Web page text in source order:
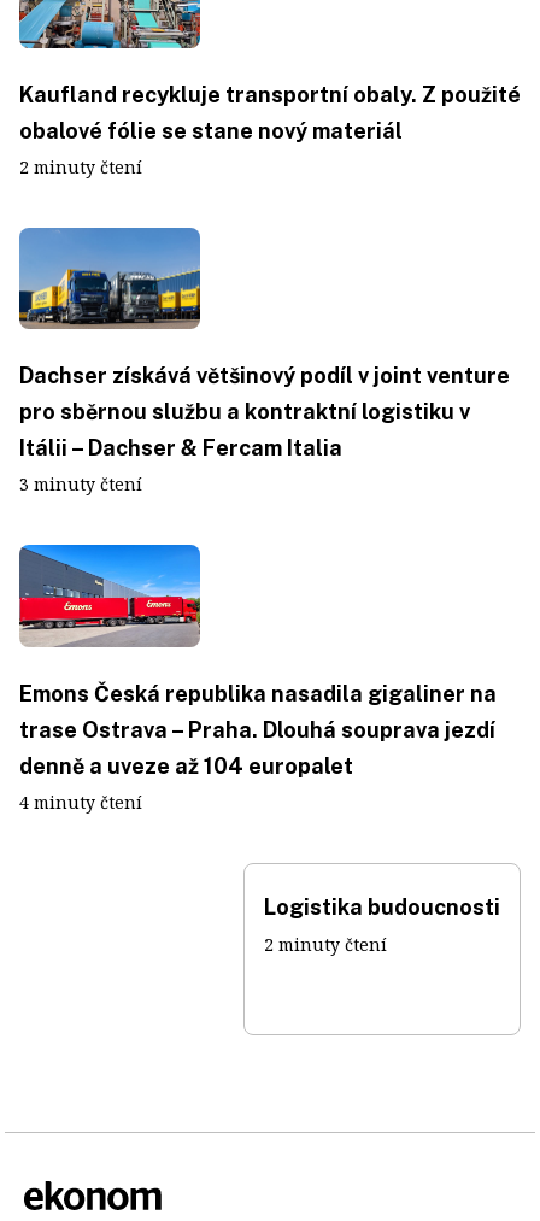
Kaufland recykluje transportní obaly. Z použité
obalové fólie se stane nový materiál
2 minuty čtení
Dachser získává většinový podíl v joint venture
pro sběrnou službu a kontraktní logistiku v
Itálii – Dachser & Fercam Italia
3 minuty čtení
Emons Česká republika nasadila gigaliner na
trase Ostrava – Praha. Dlouhá souprava jezdí
denně a uveze až 104 europalet
4 minuty čtení
Logistika budoucnosti
2 minuty čtení